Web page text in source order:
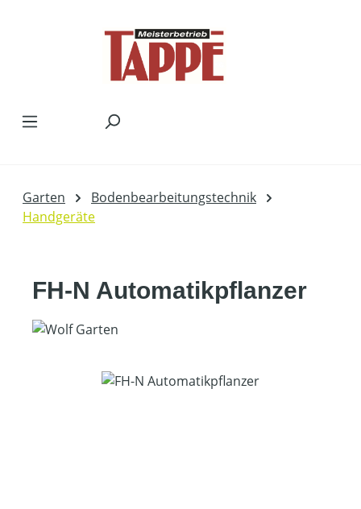
Garten
Bodenbearbeitungstechnik
Handgeräte
FH-N Automatikpflanzer
Bildergalerie überspringen